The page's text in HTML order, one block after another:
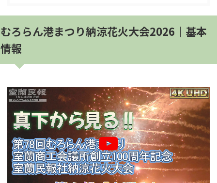
むろらん港まつり納涼花火大会2026｜基本
情報